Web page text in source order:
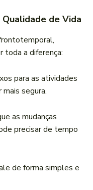
de Vida
toda a diferença:
para as atividades
segura.
as mudanças
precisar de tempo
de forma simples e